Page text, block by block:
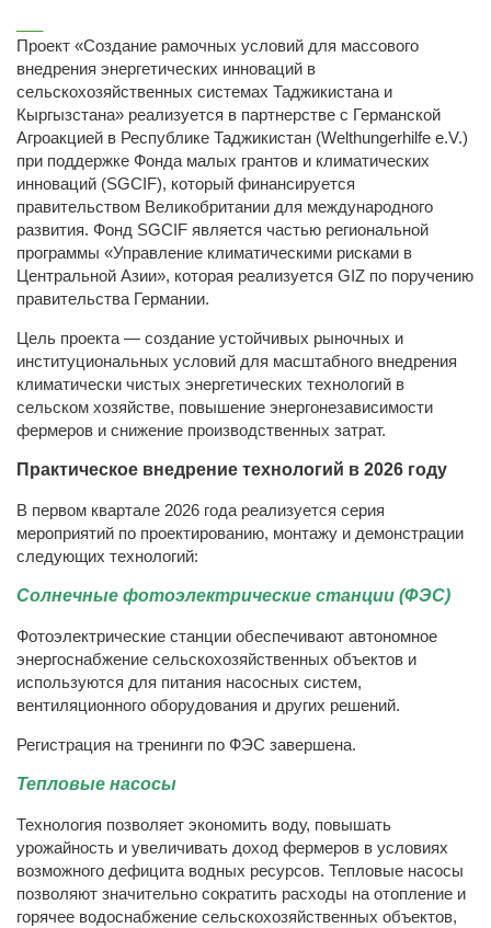
Проект «Создание рамочных условий для массового
внедрения энергетических инноваций в
сельскохозяйственных системах Таджикистана и
Кыргызстана» реализуется в партнерстве с Германской
Агроакцией в Республике Таджикистан (Welthungerhilfe e.V.)
при поддержке Фонда малых грантов и климатических
инноваций (SGCIF), который финансируется
правительством Великобритании для международного
развития. Фонд SGCIF является частью региональной
программы «Управление климатическими рисками в
Центральной Азии», которая реализуется GIZ по поручению
правительства Германии.
Цель проекта — создание устойчивых рыночных и
институциональных условий для масштабного внедрения
климатически чистых энергетических технологий в
сельском хозяйстве, повышение энергонезависимости
фермеров и снижение производственных затрат.
Практическое внедрение технологий в 2026 году
В первом квартале 2026 года реализуется серия
мероприятий по проектированию, монтажу и демонстрации
следующих технологий:
Солнечные фотоэлектрические станции (ФЭС)
Фотоэлектрические станции обеспечивают автономное
энергоснабжение сельскохозяйственных объектов и
используются для питания насосных систем,
вентиляционного оборудования и других решений.
Регистрация на тренинги по ФЭС завершена.
Тепловые насосы
Технология позволяет экономить воду, повышать
урожайность и увеличивать доход фермеров в условиях
возможного дефицита водных ресурсов. Тепловые насосы
позволяют значительно сократить расходы на отопление и
горячее водоснабжение сельскохозяйственных объектов,